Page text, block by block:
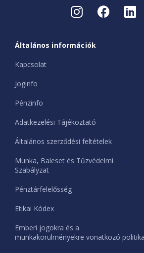
Általános információk
Kapcsolat
Joginfo
Pénzinfo
Adatkezelési Tájékoztató
Általános szerződési feltételek
Munka, Baleset és Tűzvédelmi
Szabályzat
Pénztárfelelősség
Etikai Kódex
Emberi jogokra és a
munkakörülményekre vonatkozó politika